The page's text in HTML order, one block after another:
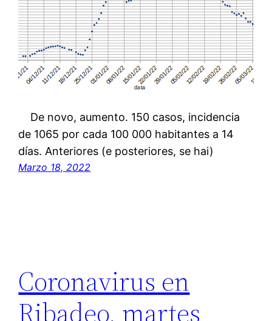
De novo, aumento. 150 casos, incidencia
de 1065 por cada 100 000 habitantes a 14
días. Anteriores (e posteriores, se hai)
Marzo 18, 2022
Coronavirus en
Ribadeo, martes